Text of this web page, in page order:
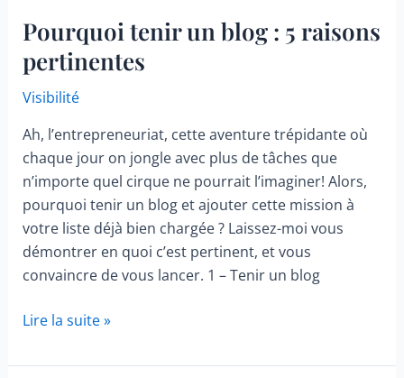
Pourquoi tenir un blog : 5 raisons
pertinentes
Visibilité
Ah, l’entrepreneuriat, cette aventure trépidante où
chaque jour on jongle avec plus de tâches que
n’importe quel cirque ne pourrait l’imaginer! Alors,
pourquoi tenir un blog et ajouter cette mission à
votre liste déjà bien chargée ? Laissez-moi vous
démontrer en quoi c’est pertinent, et vous
convaincre de vous lancer. 1 – Tenir un blog
Pourquoi
un
Lire la suite »